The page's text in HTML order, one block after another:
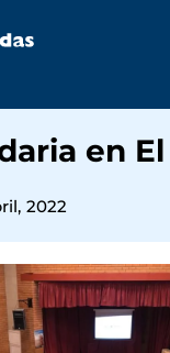
en
2022